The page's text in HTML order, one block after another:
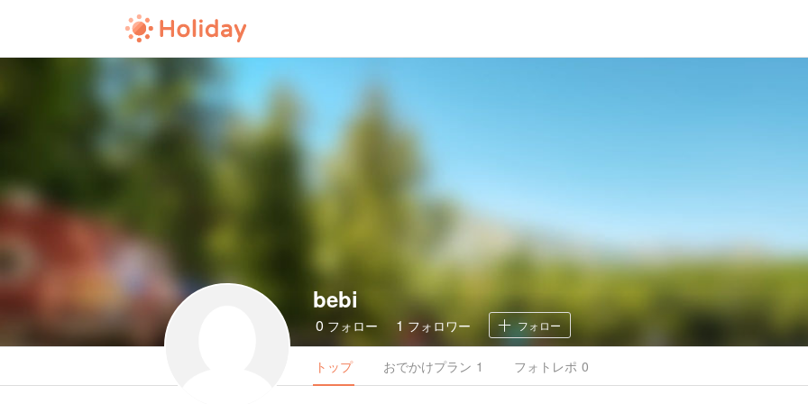
bebi
0 フォロー 1 フォロワー フォロー
トップ おでかけプラン 1 フォトレポ 0